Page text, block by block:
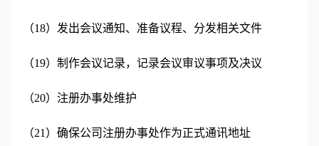
（18）发出会议通知、准备议程、分发相关文件
（19）制作会议记录，记录会议审议事项及决议
（20）注册办事处维护
（21）确保公司注册办事处作为正式通讯地址